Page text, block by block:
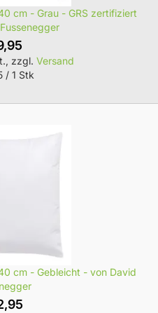
cm - Grau - GRS zertifiziert
zzgl. Versand
/ 1 Stk
cm - Gebleicht - von David